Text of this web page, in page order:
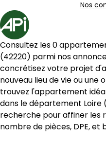
Nos
Accueil
Consultez les 0
(42220) parmi nos
concrétisez votre projet
nouveau lieu de vie ou
trouvez l'appartement
dans le département Loire (
recherche pour affiner les
nombre de pièces, DPE, et